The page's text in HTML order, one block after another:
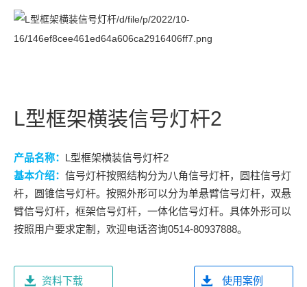
L型框架横装信号灯杆2
产品名称： L型框架横装信号灯杆2
基本介绍： 信号灯杆按照结构分为八角信号灯杆，圆柱信号灯
杆，圆锥信号灯杆。按照外形可以分为单悬臂信号灯杆，双悬
臂信号灯杆，框架信号灯杆，一体化信号灯杆。具体外形可以
按照用户要求定制，欢迎电话咨询0514-80937888。
资料下载 使用案例